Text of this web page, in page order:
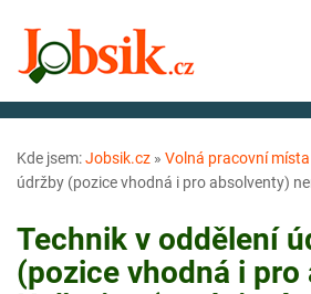
Kde jsem:Jobsik.cz » Volná pracovní místa
údržby (pozice vhodná i pro absolventy)
Technik v oddělení
(pozice vhodná i pro